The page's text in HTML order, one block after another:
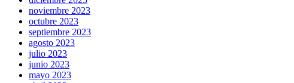
noviembre 2023
octubre 2023
septiembre 2023
agosto 2023
julio 2023
junio 2023
mayo 2023